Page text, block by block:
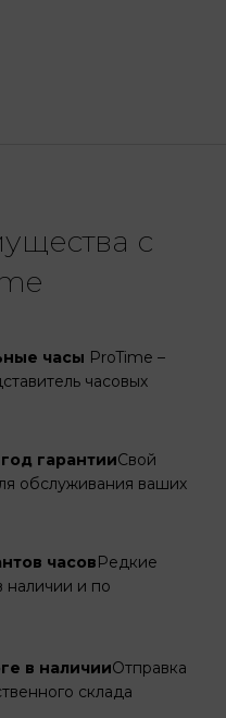
с
часы ProTime –
часовых
гарантииСвой
обслуживания ваших
часов Редкие
наличии и по
в наличииОтправка
склада